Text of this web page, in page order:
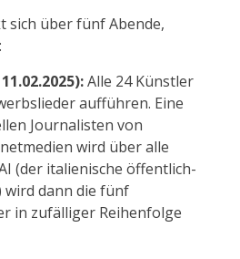
sich über fünf Abende,
Alle 24 Künstler
aufführen. Eine
Journalisten von
wird über alle
(der italienische öffentlich-
wird dann die fünf
in zufälliger Reihenfolge